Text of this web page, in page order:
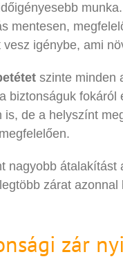
mentesen,
igénybe, ami
szinte minden
biztonságuk fokáról
de a helyszínt
nagyobb
zárat
zár